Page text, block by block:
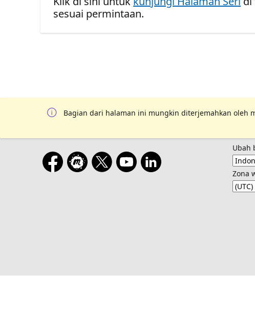
sesuai permintaan.
Bagian dari halaman ini mungkin diterjemahkan oleh
Ubah
Zona